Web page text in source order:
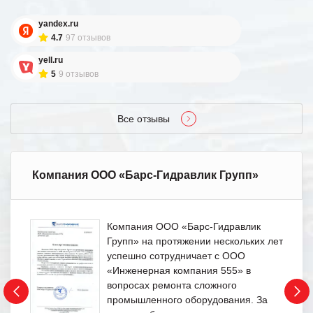
yandex.ru
4.7 97 отзывов
yell.ru
5 9 отзывов
Все отзывы
Компания ООО «Барс-Гидравлик Групп»
Компания ООО «Барс-Гидравлик
Групп» на протяжении нескольких лет
успешно сотрудничает с ООО
«Инженерная компания 555» в
вопросах ремонта сложного
промышленного оборудования. За